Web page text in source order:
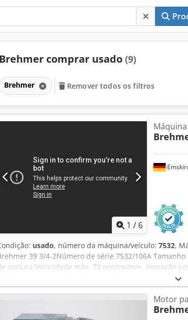
Brehmer comprar usado (9)
Brehmer Remover todos os filtros
1 / 6
usado, número da máquina/veículo: 7532,
39 3/4-2Número de série 7532/106A
costura Velocidade máx. 70 pontos/min. Inspeção
Rjpfx Alnorf Ficaríamos muito satisfeitos com a sua
- Pode ser inspeccionada Emskirchen /
Motor